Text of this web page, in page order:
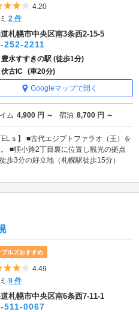
5つ星のうち4
4.20
2 件
札幌市中央区南3条西2-15-5
252-2211
豊水すすきの駅 (徒歩1分)
伏古IC (車20分)
Googleマップで開く
ム 4,900 円 ～ 宿泊 8,700 円 ～
ｓ】 ■古代エジプトファラオ（王）を
■狸小路2丁目裏に位置し観光の拠点
歩3分の好立地（札幌駅徒歩15分）
プルズおすすめ
5つ星のうち4
4.49
9 件
札幌市中央区南6条西7-11-1
511-0067